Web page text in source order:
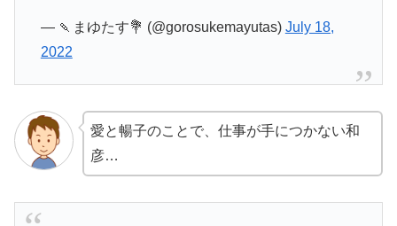
— 🍡まゆたす💐 (@gorosukemayutas) July 18,
2022
愛と暢子のことで、仕事が手につかない和
彦…